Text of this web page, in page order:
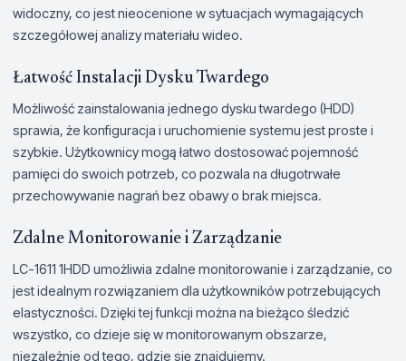
widoczny, co jest nieocenione w sytuacjach wymagających
szczegółowej analizy materiału wideo.
Łatwość Instalacji Dysku Twardego
Możliwość zainstalowania jednego dysku twardego (HDD)
sprawia, że konfiguracja i uruchomienie systemu jest proste i
szybkie. Użytkownicy mogą łatwo dostosować pojemność
pamięci do swoich potrzeb, co pozwala na długotrwałe
przechowywanie nagrań bez obawy o brak miejsca.
Zdalne Monitorowanie i Zarządzanie
LC-1611 1HDD umożliwia zdalne monitorowanie i zarządzanie, co
jest idealnym rozwiązaniem dla użytkowników potrzebujących
elastyczności. Dzięki tej funkcji można na bieżąco śledzić
wszystko, co dzieje się w monitorowanym obszarze,
niezależnie od tego, gdzie się znajdujemy.